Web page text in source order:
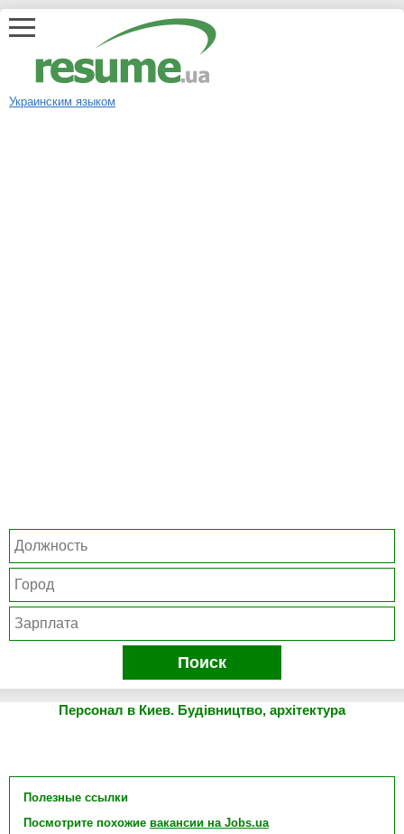
Украинским языком
Поиск
Персонал в Киев. Будівництво, архітектура
Полезные ссылки
Посмотрите похожие вакансии на Jobs.ua